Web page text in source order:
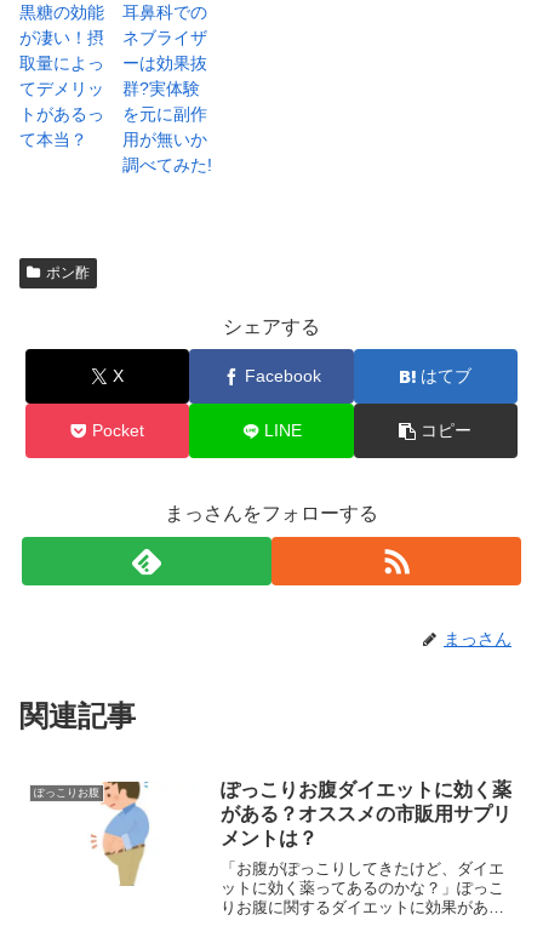
黒糖の効能
が凄い！摂
取量によっ
てデメリッ
トがあるっ
て本当？
耳鼻科での
ネブライザ
ーは効果抜
群?実体験
を元に副作
用が無いか
調べてみた!
ポン酢
シェアする
X Facebook はてブ
Pocket LINE コピー
まっさんをフォローする
まっさん
関連記事
ぽっこりお腹
ぽっこりお腹ダイエットに効く薬
がある？オススメの市販用サプリ
メントは？
「お腹がぽっこりしてきたけど、ダイエ
ットに効く薬ってあるのかな？」ぽっこ
りお腹に関するダイエットに効果がある